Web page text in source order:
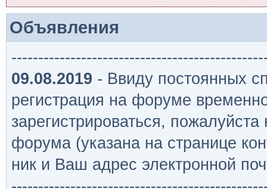
Объявления
09.08.2019 - Ввиду постоянных
регистрация на форуме
зарегистрироваться,
форума (указана на странице
ник и Ваш адрес электронной